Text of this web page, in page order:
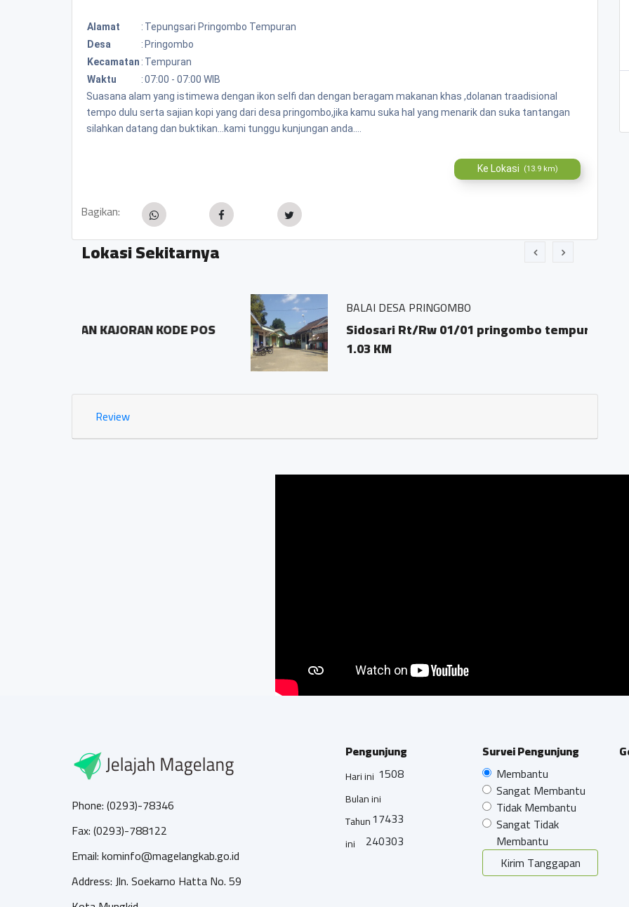
Alamat : Tepungsari Pringombo Tempuran
Desa
: Pringombo
Kecamatan : Tempuran
Waktu
:07:00 - 07:00 WIB
Suasana alam yang istimewa dengan ikon selfi dan dengan beragam makanan khas ,dolanan traadisional
tempo dulu serta sajian kopi yang dari desa pringombo,jika kamu suka hal yang menarik dan suka tantangan
silahkan datang dan buktikan...kami tunggu kunjungan anda....
Ke Lokasi (13.9 km)
Bagikan:
Lokasi Sekitarnya
BALAI DESA PRINGOMBO
Sidosari Rt/Rw 01/01 pringombo tempuran magelang.56161
Review
Phone: (0293)-78346
Fax: (0293)-788122
Email: kominfo@magelangkab.go.id
Address: Jln. Soekarno Hatta No. 59
Pengunjung
Hari ini 1508
Bulan ini
17433
Tahun
ini
240303
Survei Pengunjung
Membantu
Sangat Membantu
Tidak Membantu
Sangat Tidak
Membantu
Kirim Tanggapan